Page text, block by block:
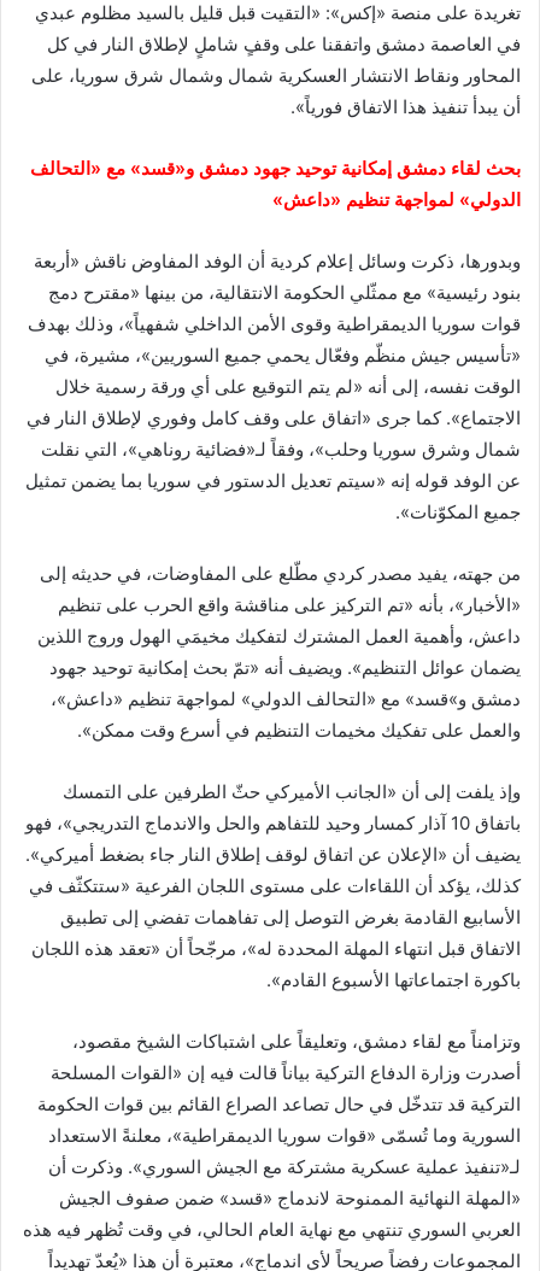
تغريدة على منصة «إكس»: «التقيت قبل قليل بالسيد مظلوم عبدي
في العاصمة دمشق واتفقنا على وقفٍ شاملٍ لإطلاق النار في كل
المحاور ونقاط الانتشار العسكرية شمال وشمال شرق سوريا، على
أن يبدأ تنفيذ هذا الاتفاق فورياً».
بحث لقاء دمشق إمكانية توحيد جهود دمشق و«قسد» مع «التحالف
الدولي» لمواجهة تنظيم «داعش»
وبدورها، ذكرت وسائل إعلام كردية أن الوفد المفاوض ناقش «أربعة
بنود رئيسية» مع ممثّلي الحكومة الانتقالية، من بينها «مقترح دمج
قوات سوريا الديمقراطية وقوى الأمن الداخلي شفهياً»، وذلك بهدف
«تأسيس جيش منظّم وفعّال يحمي جميع السوريين»، مشيرة، في
الوقت نفسه، إلى أنه «لم يتم التوقيع على أي ورقة رسمية خلال
الاجتماع». كما جرى «اتفاق على وقف كامل وفوري لإطلاق النار في
شمال وشرق سوريا وحلب»، وفقاً لـ«فضائية روناهي»، التي نقلت
عن الوفد قوله إنه «سيتم تعديل الدستور في سوريا بما يضمن تمثيل
جميع المكوّنات».
من جهته، يفيد مصدر كردي مطّلع على المفاوضات، في حديثه إلى
«الأخبار»، بأنه «تم التركيز على مناقشة واقع الحرب على تنظيم
داعش، وأهمية العمل المشترك لتفكيك مخيمَي الهول وروج اللذين
يضمان عوائل التنظيم». ويضيف أنه «تمّ بحث إمكانية توحيد جهود
دمشق و»قسد» مع «التحالف الدولي» لمواجهة تنظيم «داعش»،
والعمل على تفكيك مخيمات التنظيم في أسرع وقت ممكن».
وإذ يلفت إلى أن «الجانب الأميركي حثّ الطرفين على التمسك
باتفاق 10 آذار كمسار وحيد للتفاهم والحل والاندماج التدريجي»، فهو
يضيف أن «الإعلان عن اتفاق لوقف إطلاق النار جاء بضغط أميركي».
كذلك، يؤكد أن اللقاءات على مستوى اللجان الفرعية «ستتكثّف في
الأسابيع القادمة بغرض التوصل إلى تفاهمات تفضي إلى تطبيق
الاتفاق قبل انتهاء المهلة المحددة له»، مرجّحاً أن «تعقد هذه اللجان
باكورة اجتماعاتها الأسبوع القادم».
وتزامناً مع لقاء دمشق، وتعليقاً على اشتباكات الشيخ مقصود،
أصدرت وزارة الدفاع التركية بياناً قالت فيه إن «القوات المسلحة
التركية قد تتدخّل في حال تصاعد الصراع القائم بين قوات الحكومة
السورية وما تُسمّى «قوات سوريا الديمقراطية»، معلنةً الاستعداد
لـ«تنفيذ عملية عسكرية مشتركة مع الجيش السوري». وذكرت أن
«المهلة النهائية الممنوحة لاندماج «قسد» ضمن صفوف الجيش
العربي السوري تنتهي مع نهاية العام الحالي، في وقت تُظهر فيه هذه
المجموعات رفضاً صريحاً لأي اندماج»، معتبرة أن هذا «يُعدّ تهديداً